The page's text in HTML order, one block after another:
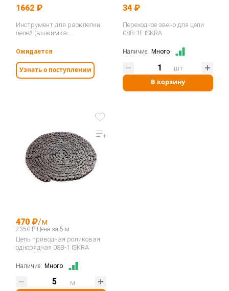
1662 ₽
Инструмент для расклепки
цепей (выжимка-
ANSI 25-60 / 208-212…
Ожидается
Узнать о поступлении
34 ₽
Переходное звено для цепи
08B-1F ISKRA
Наличие: Много
В корзину
шт
470 ₽/м
2350 ₽ Цена за 5 м
Цепь приводная роликовая
однорядная 08B-1 ISKRA
Наличие: Много
м